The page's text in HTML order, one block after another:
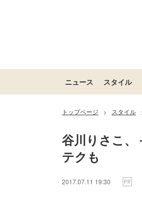
ニュース スタイル
トップページ > スタイル
谷川りさこ、
テクも
2017.07.11 19:30